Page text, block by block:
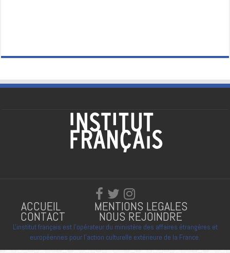
ACCUEIL MENTIONS LEGALES
CONTACT NOUS REJOINDRE
L'institut français est l'opérateur du ministère des affaires étrangères et
européennes pour l'action culturelle extérieure de la France.